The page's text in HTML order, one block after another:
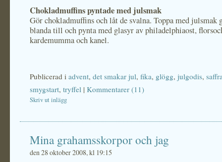
Chokladmuffins pyntade med julsmak
Gör chokladmuffins och låt de svalna. Toppa med julsmak
blanda till och pynta med glasyr av philadelphiaost,
kardemumma och kanel.
Publicerad i advent, det smakar jul, fika, glögg, julgodis,
smygstart, tryffel | Kommentarer (11)
Skriv ut inlägg
Mina grahamsskorpor och jag
den 28 oktober 2008, kl 19:15